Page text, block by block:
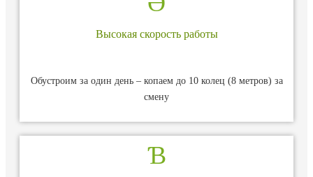
Высокая скорость работы
Обустроим за один день – копаем до 10 колец (8 метров) за
смену